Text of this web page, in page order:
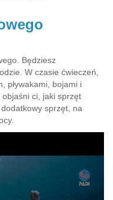
Będziesz
W czasie ćwieczeń,
pływakami, bojami i
ci, jaki sprzęt
sprzęt, na